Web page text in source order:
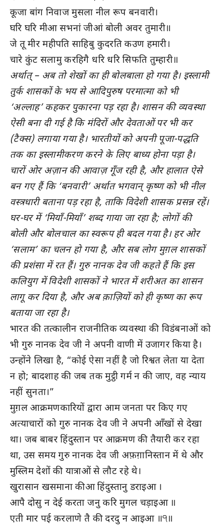
कूजा बांग निवाज मुसला नील रूप बनवारी।
घरि घरि मीआ सभनां जीआं बोली अवर तुमारी॥
जे तू मीर महीपति साहिबु कुदरति कउण हमारी।
चारे कुंट सलामु करहिगै धरि धरि सिफति तुम्हारी॥
अर्थात् – अब तो शेखों का ही बोलबाला हो गया है। इस्लामी
तुर्क शासकों के भय से आदिपुरुष परमात्मा को भी
‘अल्लाह’ कहकर पुकारना पड़ रहा है। शासन की व्यवस्था
ऐसी बना दी गई है कि मंदिरों और देवताओं पर भी कर
(टैक्स) लगाया गया है। भारतीयों को अपनी पूजा-पद्धति
तक का इस्लामीकरण करने के लिए बाध्य होना पड़ा है।
चारों ओर अज़ान की आवाज़ गूँज रही है, और हालात ऐसे
बन गए हैं कि ‘बनवारी’ अर्थात भगवान् कृष्ण को भी नील
वस्त्रधारी बताना पड़ रहा है, ताकि विदेशी शासक प्रसन्न रहें।
घर-घर में ‘मियाँ-मियाँ’ शब्द गाया जा रहा है; लोगों की
बोली और बोलचाल का स्वरूप ही बदल गया है। हर ओर
‘सलाम’ का चलन हो गया है, और सब लोग मुग़ल शासकों
की प्रशंसा में रत हैं। गुरु नानक देव जी कहते हैं कि इस
कलियुग में विदेशी शासकों ने भारत में शरीअत का शासन
लागू कर दिया है, और अब क़ाज़ियों को ही कृष्ण का रूप
बताया जा रहा है।
भारत की तत्कालीन राजनीतिक व्यवस्था की विडंबनाओं को
भी गुरु नानक देव जी ने अपनी वाणी में उजागर किया है।
उन्होंने लिखा है, “कोई ऐसा नहीं है जो रिश्वत लेता या देता
न हो; बादशाह की जब तक मुट्ठी गर्म न की जाए, वह न्याय
नहीं सुनता।”
मुग़ल आक्रमणकारियों द्वारा आम जनता पर किए गए
अत्याचारों को गुरु नानक देव जी ने अपनी आँखों से देखा
था। जब बाबर हिंदुस्तान पर आक्रमण की तैयारी कर रहा
था, उस समय गुरु नानक देव जी अफ़ग़ानिस्तान में थे और
मुस्लिम देशों की यात्राओं से लौट रहे थे।
खुरासान खसमाना कीआ हिंदुस्तानु डराइआ ।
आपै दोसु न देई करता जनु करि मुगल चड़ाइआ ॥
एती मार पई करलाणे तै की दरदु न आइआ ॥੧॥